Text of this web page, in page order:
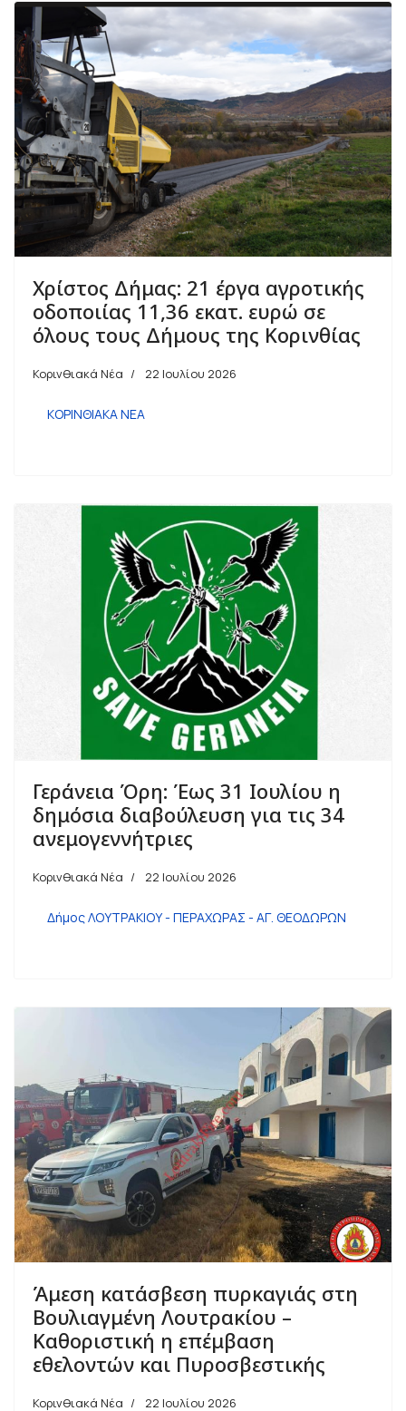
Χρίστος Δήμας: 21 έργα αγροτικής
οδοποιίας 11,36 εκατ. ευρώ σε
όλους τους Δήμους της Κορινθίας
Κορινθιακά Νέα 22 Ιουλίου 2026
ΚΟΡΙΝΘΙΑΚΑ ΝΕΑ
Γεράνεια Όρη: Έως 31 Ιουλίου η
δημόσια διαβούλευση για τις 34
ανεμογεννήτριες
Κορινθιακά Νέα 22 Ιουλίου 2026
Δήμος ΛΟΥΤΡΑΚΙΟΥ - ΠΕΡΑΧΩΡΑΣ - ΑΓ. ΘΕΟΔΩΡΩΝ
Άμεση κατάσβεση πυρκαγιάς στη
Βουλιαγμένη Λουτρακίου –
Καθοριστική η επέμβαση
εθελοντών και Πυροσβεστικής
Κορινθιακά Νέα 22 Ιουλίου 2026